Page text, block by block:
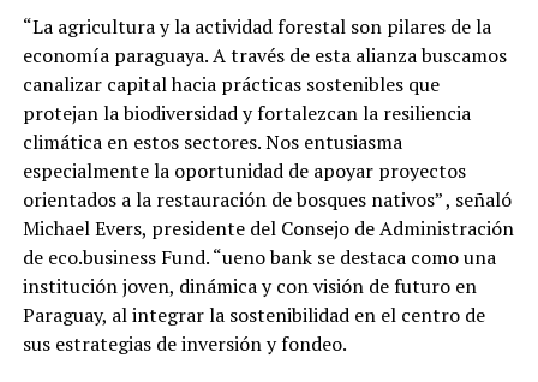
“La agricultura y la actividad forestal son pilares de la
economía paraguaya. A través de esta alianza buscamos
canalizar capital hacia prácticas sostenibles que
protejan la biodiversidad y fortalezcan la resiliencia
climática en estos sectores. Nos entusiasma
especialmente la oportunidad de apoyar proyectos
orientados a la restauración de bosques nativos” , señaló
Michael Evers, presidente del Consejo de Administración
de eco.business Fund. “ueno bank se destaca como una
institución joven, dinámica y con visión de futuro en
Paraguay, al integrar la sostenibilidad en el centro de
sus estrategias de inversión y fondeo.